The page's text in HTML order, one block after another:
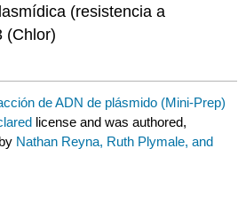
(resistencia a
(Chlor)
de ADN de plásmido (Mini-Prep)
license and was authored,
Nathan Reyna, Ruth Plymale, and